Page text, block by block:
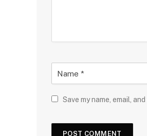
Save my name, email,